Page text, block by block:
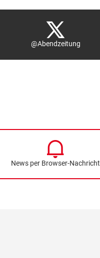
@Abendzeitung
News per Browser-Nachricht